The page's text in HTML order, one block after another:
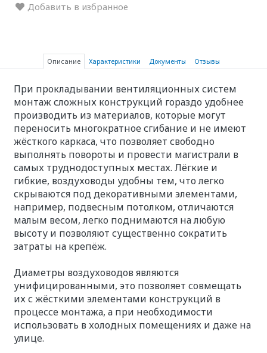
Добавить в избранное
Описание Характеристики Документы Отзывы
При прокладывании вентиляционных систем
монтаж сложных конструкций гораздо удобнее
производить из материалов, которые могут
переносить многократное сгибание и не имеют
жёсткого каркаса, что позволяет свободно
выполнять повороты и провести магистрали в
самых труднодоступных местах. Лёгкие и
гибкие, воздуховоды удобны тем, что легко
скрываются под декоративными элементами,
например, подвесным потолком, отличаются
малым весом, легко поднимаются на любую
высоту и позволяют существенно сократить
затраты на крепёж.
Диаметры воздуховодов являются
унифицированными, это позволяет совмещать
их с жёсткими элементами конструкций в
процессе монтажа, а при необходимости
использовать в холодных помещениях и даже на
улице.